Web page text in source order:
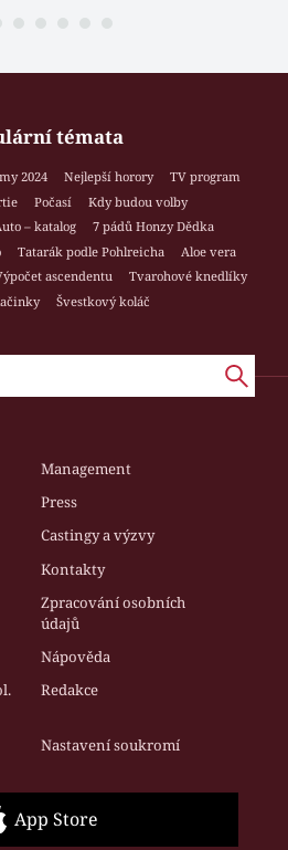
témata
2024 Nejlepší horory
TV program
Počasí
Kdy budou volby
– katalog
7 pádů Honzy Dědka
Tatarák podle Pohlreicha
Aloe vera
ascendentu
Tvarohové knedlíky
Švestkový koláč
Management
Press
Castingy a výzvy
Kontakty
Zpracování osobních
údajů
Nápověda
Redakce
Nastavení soukromí
App Store